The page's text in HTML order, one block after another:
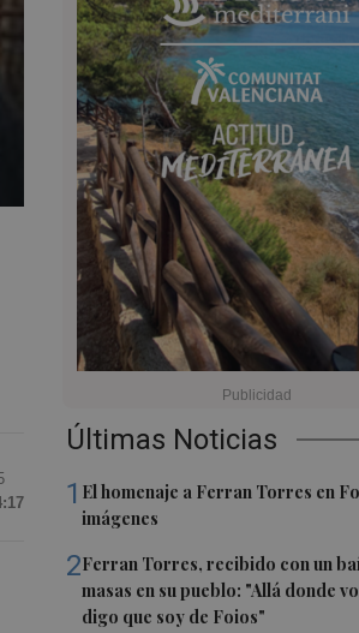
Últimas Noticias
1 El homenaje a Ferran Torres en
imágenes
2Ferran Torres, recibido con un
masas en su pueblo: "Allá donde
digo que soy de Foios"